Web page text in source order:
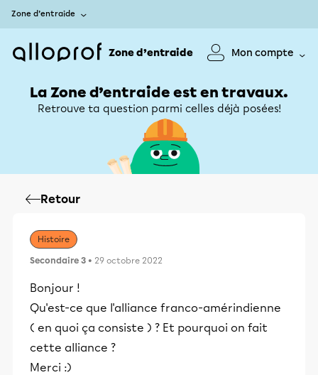
Zone d’entraide
Zone d’entraide Mon compte
La Zone d’entraide est en travaux.
Retrouve ta question parmi celles déjà posées!
Retour
Histoire
Secondaire 3 • 29 octobre 2022
Bonjour !
Qu'est-ce que l'alliance franco-amérindienne
( en quoi ça consiste ) ? Et pourquoi on fait
cette alliance ?
Merci :)